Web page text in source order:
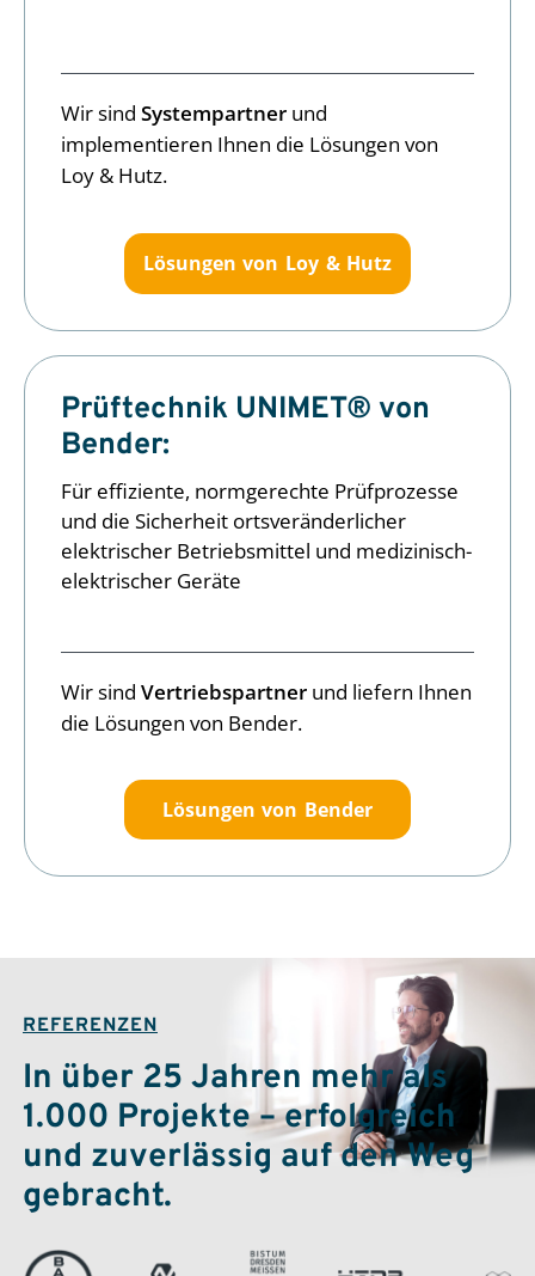
Wir sind Systempartner und
implementieren Ihnen die Lösungen von
Loy & Hutz.
Lösungen von Loy & Hutz
Prüftechnik UNIMET® von
Bender:
Für effiziente, normgerechte Prüfprozesse
und die Sicherheit ortsveränderlicher
elektrischer Betriebsmittel und medizinisch-
elektrischer Geräte
Wir sind Vertriebspartner und liefern Ihnen
die Lösungen von Bender.
Lösungen von Bender
REFERENZEN
In über 25 Jahren mehr als
1.000 Projekte – erfolgreich
und zuverlässig auf den Weg
gebracht.